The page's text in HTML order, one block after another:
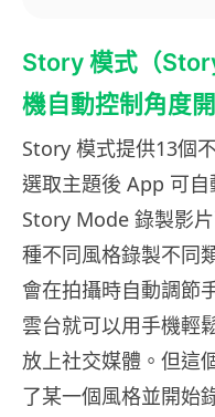
Story 模式（
機自動控制角度
Story 模式提供13個
選取主題後 App 可
Story Mode 錄製影
種不同風格錄製不同
會在拍攝時自動調節
雲台就可以用手機輕
放上社交媒體。但這
了某一個風格並開始